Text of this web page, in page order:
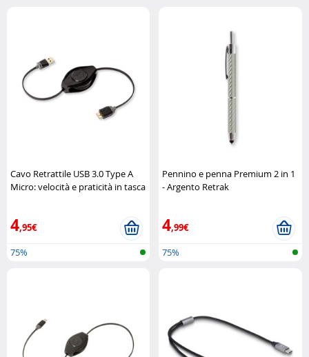
Cavo Retrattile USB 3.0 Type A
Micro: velocità e praticità in tasca
4,95€
75%
Pennino e penna Premium 2 in 1
- Argento Retrak
4,99€
75%